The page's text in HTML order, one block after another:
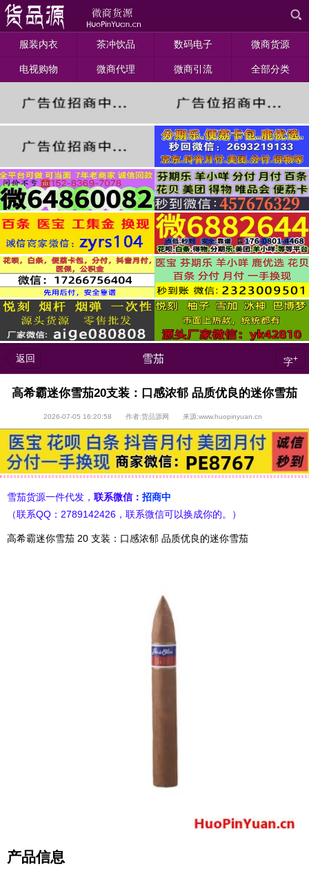
服装内衣 茶冲饮品 数码电子 微商货源
电视购物 微商代理 微商引流 全部分类
返回 雪茄 字+
高希霸迷你雪茄20支装：口感浓郁 品质优良的迷你雪茄
2026-07-05 16:20:58 作者:货品源网 来源:www.huopinyuan.cn
雪茄货源一件代发， 联系微信： 招商中
（联系QQ：2789142426，联系微信可以换成你的。）
高希霸迷你雪茄 20 支装：口感浓郁 品质优良的迷你雪茄
产品信息